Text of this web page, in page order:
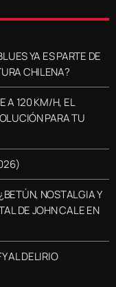
YA ES PARTE DE
CHILENA?
A 120 KM/H, EL
PARA TU
NOSTALGIA Y
DE JOHN CALE EN
AL DELIRIO